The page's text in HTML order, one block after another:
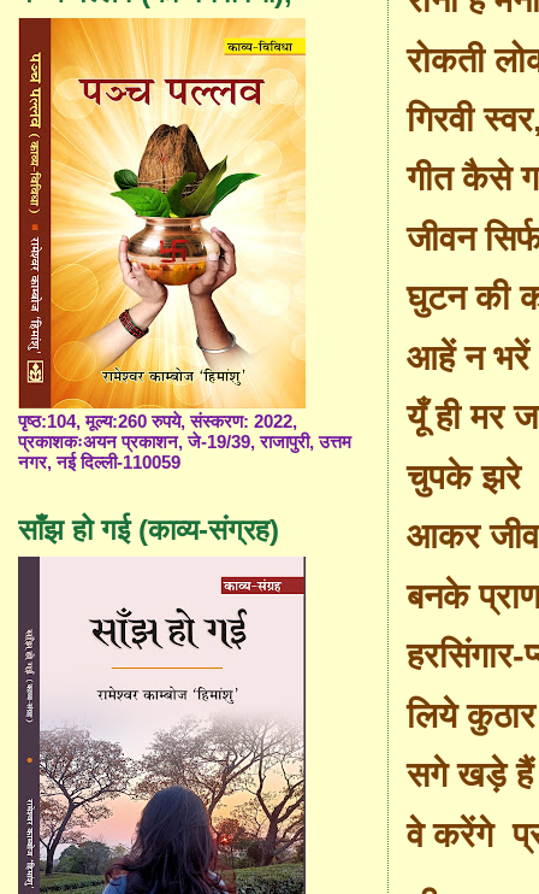
रोकती
गिरवी स्वर
गीत कैसे
जीवन
घुटन की
आहें न भरें
यूँ ही मर
चुपके झरे
आकर
बनके
हरसिंगार-
लिये कुठार
सगे खड़े हैं
वे करेंगे
पृष्ठ:104, मूल्य:260 रुपये, संस्करण: 2022,
प्रकाशकःअयन प्रकाशन, जे-19/39, राजापुरी, उत्तम
नगर, नई दिल्ली-110059
साँझ हो गई (काव्य-संग्रह)